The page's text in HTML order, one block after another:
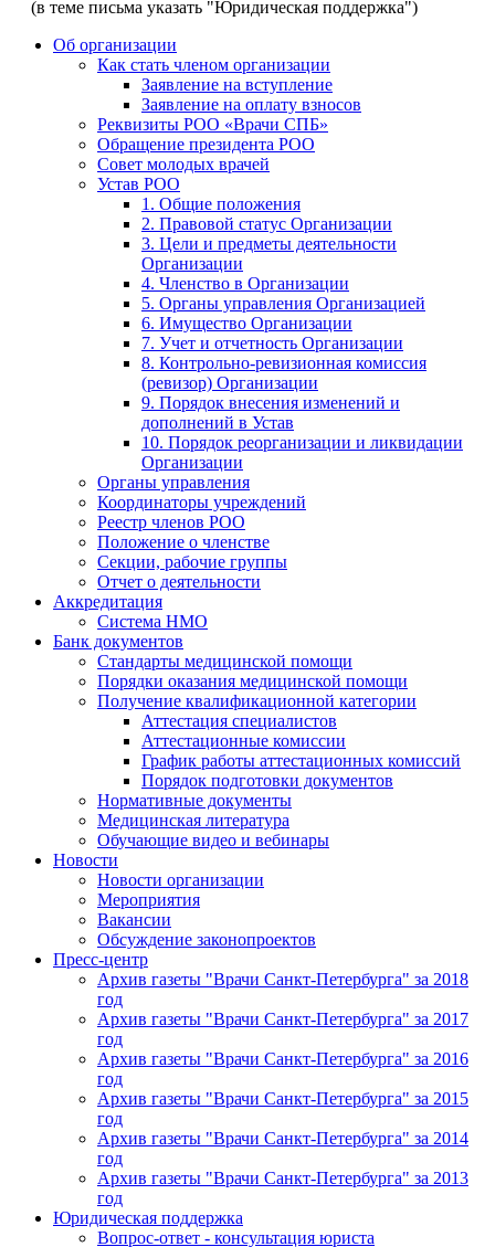
(в теме письма указать "Юридическая поддержка")
Об организации
Как стать членом организации
Заявление на вступление
Заявление на оплату взносов
Реквизиты РОО «Врачи СПБ»
Обращение президента РОО
Совет молодых врачей
Устав РОО
1. Общие положения
2. Правовой статус Организации
3. Цели и предметы деятельности
Организации
4. Членство в Организации
5. Органы управления Организацией
6. Имущество Организации
7. Учет и отчетность Организации
8. Контрольно-ревизионная комиссия
(ревизор) Организации
9. Порядок внесения изменений и
дополнений в Устав
10. Порядок реорганизации и ликвидации
Организации
Органы управления
Координаторы учреждений
Реестр членов РОО
Положение о членстве
Секции, рабочие группы
Отчет о деятельности
Аккредитация
Система НМО
Банк документов
Стандарты медицинской помощи
Порядки оказания медицинской помощи
Получение квалификационной категории
Аттестация специалистов
Аттестационные комиссии
График работы аттестационных комиссий
Порядок подготовки документов
Нормативные документы
Медицинская литература
Обучающие видео и вебинары
Новости
Новости организации
Мероприятия
Вакансии
Обсуждение законопроектов
Пресс-центр
Архив газеты "Врачи Санкт-Петербурга" за 2018
год
Архив газеты "Врачи Санкт-Петербурга" за 2017
год
Архив газеты "Врачи Санкт-Петербурга" за 2016
год
Архив газеты "Врачи Санкт-Петербурга" за 2015
год
Архив газеты "Врачи Санкт-Петербурга" за 2014
год
Архив газеты "Врачи Санкт-Петербурга" за 2013
год
Юридическая поддержка
Вопрос-ответ - консультация юриста